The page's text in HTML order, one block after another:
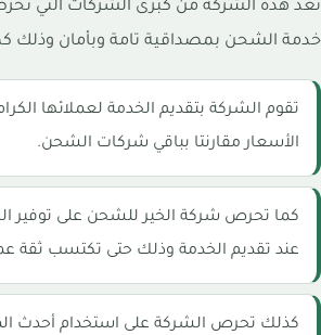
تعد هذه الشركة من كبرى الشركات التي
خدمة الشحن بمصداقية تامة وبأمان وذلك
تقوم الشركة بتقديم الخدمة لعملائها
الأسعار مقارنتا بباقي شركات الشحن.
كما تحرص شركة الخير للشحن على توفير
عند تقديم الخدمة وذلك حتى تكتسب ثقة
كذلك تحرص الشركة على استخدام أحدث